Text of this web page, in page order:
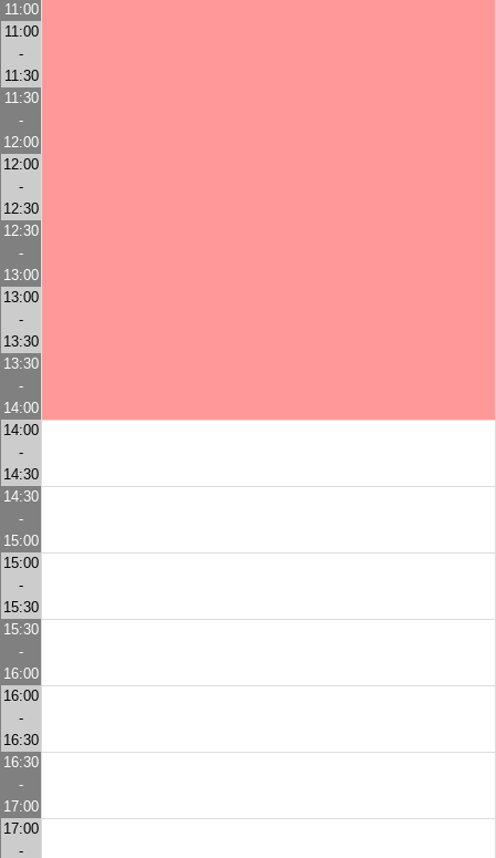
11:00
11:00
-
11:30
11:30
-
12:00
12:00
-
12:30
12:30
-
13:00
13:00
-
13:30
13:30
-
14:00
14:00
-
14:30
14:30
-
15:00
15:00
-
15:30
15:30
-
16:00
16:00
-
16:30
16:30
-
17:00
17:00
-